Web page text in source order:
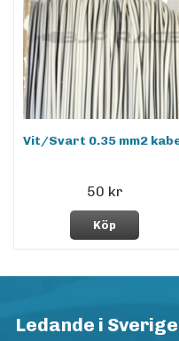
Vit/Svart 0.35 mm2
50 kr
Köp
Ledande i